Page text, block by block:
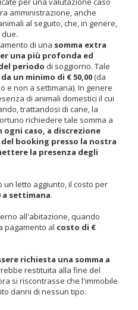
amministrazione, anche
al seguito, che, in genere,
di una somma extra
una più profonda ed
periodo di soggiorno. Tale
da un minimo di € 50,00(da
e non a settimana). In genere
di animali domestici il cui
trattandosi di cane, la
richiedere tale somma a
ogni caso, a discrezione
booking presso la nostra
la presenza degli
un letto aggiunto, il costo per
a settimana.
all'abitazione, quando
pagamento al costo di €
richiesta una somma a
restituita alla fine del
si riscontrasse che l'immobile
danni di nessun tipo.